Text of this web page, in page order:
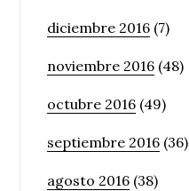
diciembre 2016 (7)
noviembre 2016 (48)
octubre 2016 (49)
septiembre 2016 (36)
agosto 2016 (38)